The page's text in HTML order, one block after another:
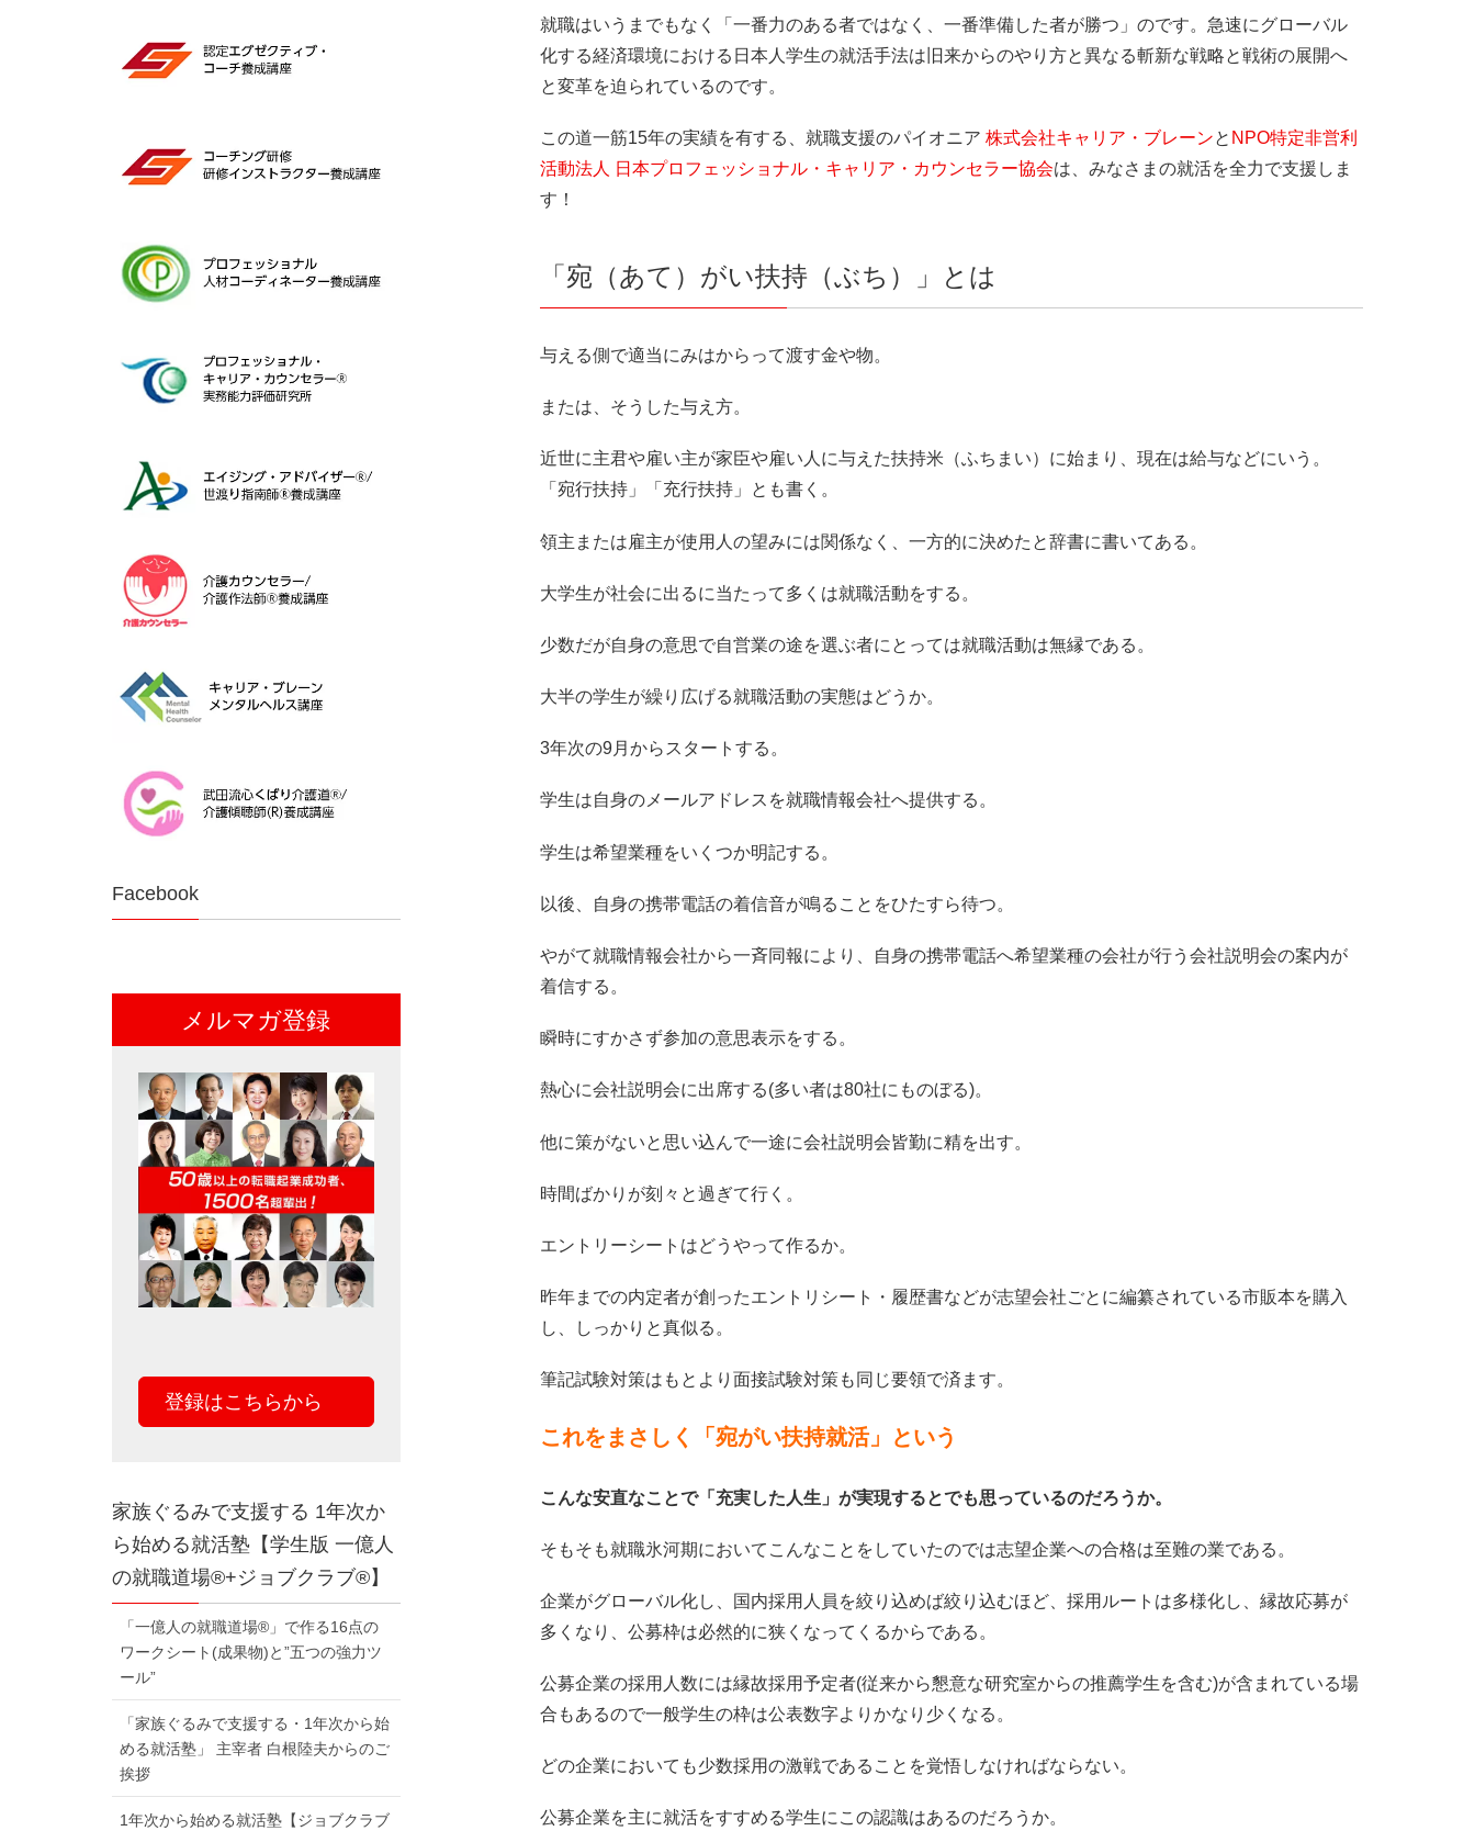
就職はいうまでもなく「一番力のある者ではなく、一番準備した者が勝つ」のです。急速にグローバル
化する経済環境における日本人学生の就活手法は旧来からのやり方と異なる斬新な戦略と戦術の展開へ
と変革を迫られているのです。
この道一筋15年の実績を有する、就職支援のパイオニア 株式会社キャリア・ブレーンと NPO特定非営利
活動法人 日本プロフェッショナル・キャリア・カウンセラー協会は、みなさまの就活を全力で支援しま
す！
「宛（あて）がい扶持（ぶち）」とは
与える側で適当にみはからって渡す金や物。
または、そうした与え方。
近世に主君や雇い主が家臣や雇い人に与えた扶持米（ふちまい）に始まり、現在は給与などにいう。
「宛行扶持」「充行扶持」とも書く。
領主または雇主が使用人の望みには関係なく、一方的に決めたと辞書に書いてある。
大学生が社会に出るに当たって多くは就職活動をする。
少数だが自身の意思で自営業の途を選ぶ者にとっては就職活動は無縁である。
大半の学生が繰り広げる就職活動の実態はどうか。
3年次の9月からスタートする。
学生は自身のメールアドレスを就職情報会社へ提供する。
学生は希望業種をいくつか明記する。
以後、自身の携帯電話の着信音が鳴ることをひたすら待つ。
やがて就職情報会社から一斉同報により、自身の携帯電話へ希望業種の会社が行う会社説明会の案内が
着信する。
瞬時にすかさず参加の意思表示をする。
熱心に会社説明会に出席する(多い者は80社にものぼる)。
他に策がないと思い込んで一途に会社説明会皆勤に精を出す。
時間ばかりが刻々と過ぎて行く。
エントリーシートはどうやって作るか。
昨年までの内定者が創ったエントリシート・履歴書などが志望会社ごとに編纂されている市販本を購入
し、しっかりと真似る。
筆記試験対策はもとより面接試験対策も同じ要領で済ます。
これをまさしく「宛がい扶持就活」という
こんな安直なことで「充実した人生」が実現するとでも思っているのだろうか。
そもそも就職氷河期においてこんなことをしていたのでは志望企業への合格は至難の業である。
企業がグローバル化し、国内採用人員を絞り込めば絞り込むほど、採用ルートは多様化し、縁故応募が
多くなり、公募枠は必然的に狭くなってくるからである。
公募企業の採用人数には縁故採用予定者(従来から懇意な研究室からの推薦学生を含む)が含まれている場
合もあるので一般学生の枠は公表数字よりかなり少くなる。
どの企業においても少数採用の激戦であることを覚悟しなければならない。
公募企業を主に就活をすすめる学生にこの認識はあるのだろうか。
Facebook
メルマガ登録
登録はこちらから
家族ぐるみで支援する 1年次か
ら始める就活塾【学生版 一億人
の就職道場®+ジョブクラブ®】
「一億人の就職道場®」で作る16点の
ワークシート(成果物)と”五つの強力ツ
ール”
「家族ぐるみで支援する・1年次から始
める就活塾」 主宰者 白根陸夫からのご
挨拶
1年次から始める就活塾【ジョブクラブ